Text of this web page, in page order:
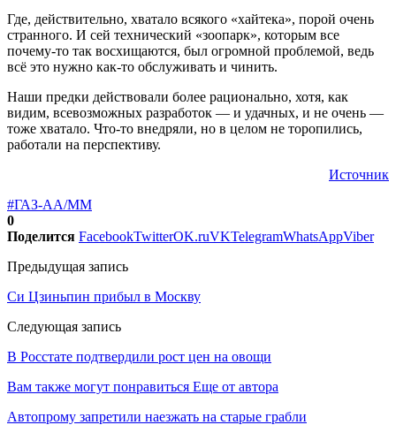
Где, действительно, хватало всякого «хайтека», порой очень
странного. И сей технический «зоопарк», которым все
почему-то так восхищаются, был огромной проблемой, ведь
всё это нужно как-то обслуживать и чинить.
Наши предки действовали более рационально, хотя, как
видим, всевозможных разработок — и удачных, и не очень —
тоже хватало. Что-то внедряли, но в целом не торопились,
работали на перспективу.
Источник
#ГАЗ-АА/ММ
0
Поделится FacebookTwitterOK.ruVKTelegramWhatsAppViber
Предыдущая запись
Си Цзиньпин прибыл в Москву
Следующая запись
В Росстате подтвердили рост цен на овощи
Вам также могут понравиться Еще от автора
Автопрому запретили наезжать на старые грабли